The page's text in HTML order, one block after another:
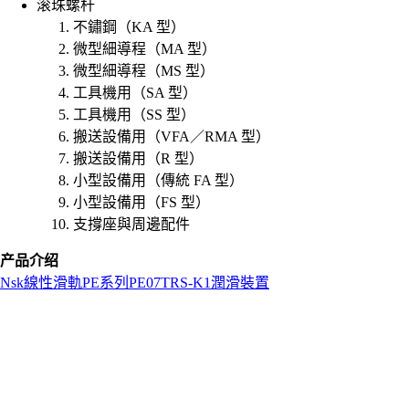
滚珠螺杆
不鏽鋼（KA 型）
微型細導程（MA 型）
微型細導程（MS 型）
工具機用（SA 型）
工具機用（SS 型）
搬送設備用（VFA／RMA 型）
搬送設備用（R 型）
小型設備用（傳統 FA 型）
小型設備用（FS 型）
支撐座與周邊配件
产品介绍
Nsk線性滑軌PE系列 PE07TRS-K1潤滑裝置